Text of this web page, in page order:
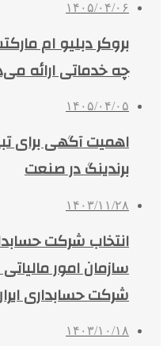
۱۴۰۵/۰۴/۰۶
چه خدماتی ارائه
۱۴۰۵/۰۴/۰۵
اهمیت آگهی برای
برندینگ در صنعت
۱۴۰۳/۱۱/۲۸
انتخاب شرکت
سازمان امور
شرکت حسابداری
۱۴۰۳/۱۰/۱۸